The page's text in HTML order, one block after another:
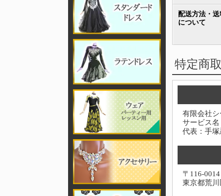
配送方法・送
について
特定商
有限会社シ
サービス
代表：手塚
〒116-0014
東京都荒